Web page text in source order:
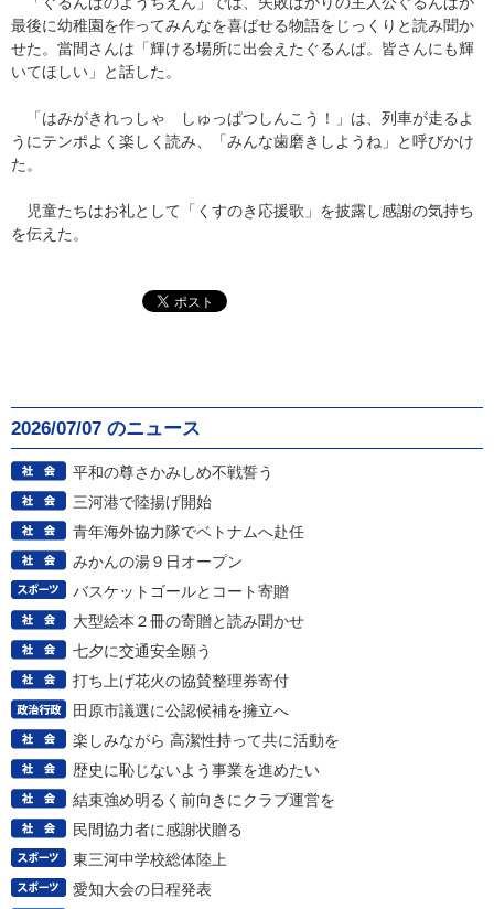
最後に幼稚園を作ってみんなを喜ばせる物語をじっくりと読み聞か
せた。當間さんは「輝ける場所に出会えたぐるんぱ。皆さんにも輝
いてほしい」と話した。
「はみがきれっしゃ しゅっぱつしんこう！」は、列車が走るよ
うにテンポよく楽しく読み、「みんな歯磨きしようね」と呼びかけ
た。
児童たちはお礼として「くすのき応援歌」を披露し感謝の気持ち
を伝えた。
2026/07/07 のニュース
平和の尊さかみしめ不戦誓う
三河港で陸揚げ開始
青年海外協力隊でベトナムへ赴任
みかんの湯９日オープン
バスケットゴールとコート寄贈
大型絵本２冊の寄贈と読み聞かせ
七夕に交通安全願う
打ち上げ花火の協賛整理券寄付
田原市議選に公認候補を擁立へ
楽しみながら 高潔性持って共に活動を
歴史に恥じないよう事業を進めたい
結束強め明るく前向きにクラブ運営を
民間協力者に感謝状贈る
東三河中学校総体陸上
愛知大会の日程発表